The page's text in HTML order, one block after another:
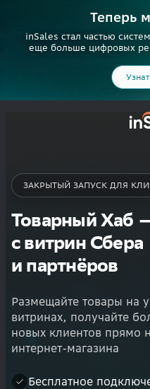
Теперь
inSales стал частью
еще больше цифровых
ЗАКРЫТЫЙ ЗАПУСК ДЛЯ
Товарный Хаб
с витрин Сбера
и партнёров
Размещайте товары на
витринах, получайте
новых клиентов прямо
интернет-магазина
Бесплатное